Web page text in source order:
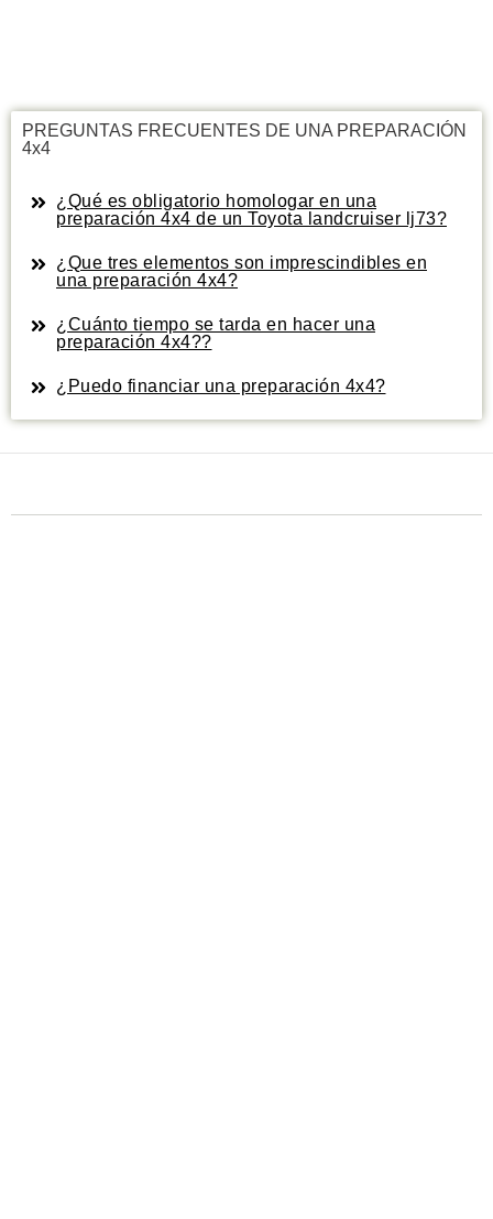
PREGUNTAS FRECUENTES DE UNA PREPARACIÓN
4x4
¿Qué es obligatorio homologar en una
preparación 4x4 de un Toyota landcruiser lj73?
¿Que tres elementos son imprescindibles en
una preparación 4x4?
¿Cuánto tiempo se tarda en hacer una
preparación 4x4??
¿Puedo financiar una preparación 4x4?